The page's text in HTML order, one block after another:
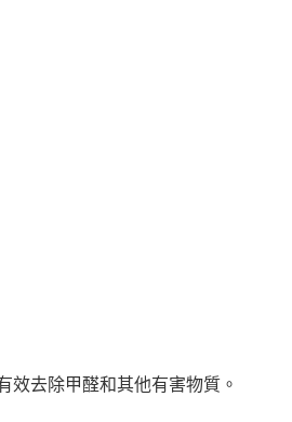
效去除甲醛和其他有害物質。